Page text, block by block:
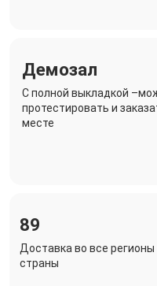
Демозал
C полной выкладкой
протестировать и
месте
89
Доставка во все регионы
страны